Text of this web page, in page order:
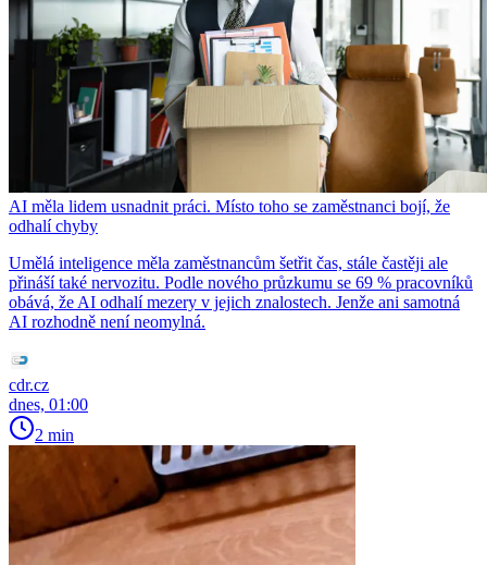
AI měla lidem usnadnit práci. Místo toho se zaměstnanci bojí, že
odhalí chyby
Umělá inteligence měla zaměstnancům šetřit čas, stále častěji ale
přináší také nervozitu. Podle nového průzkumu se 69 % pracovníků
obává, že AI odhalí mezery v jejich znalostech. Jenže ani samotná
AI rozhodně není neomylná.
cdr.cz
dnes, 01:00
2 min